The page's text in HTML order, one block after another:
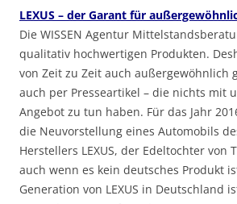
LEXUS – der Garant für
Die WISSEN Agentur
qualitativ hochwertigen Produkten.
von Zeit zu Zeit auch außergewöhnlich
auch per Presseartikel – die nichts mit
Angebot zu tun haben. Für das Jahr
die Neuvorstellung eines Automobils
Herstellers LEXUS, der Edeltochter von
auch wenn es kein deutsches Produkt
Generation von LEXUS in Deutschland